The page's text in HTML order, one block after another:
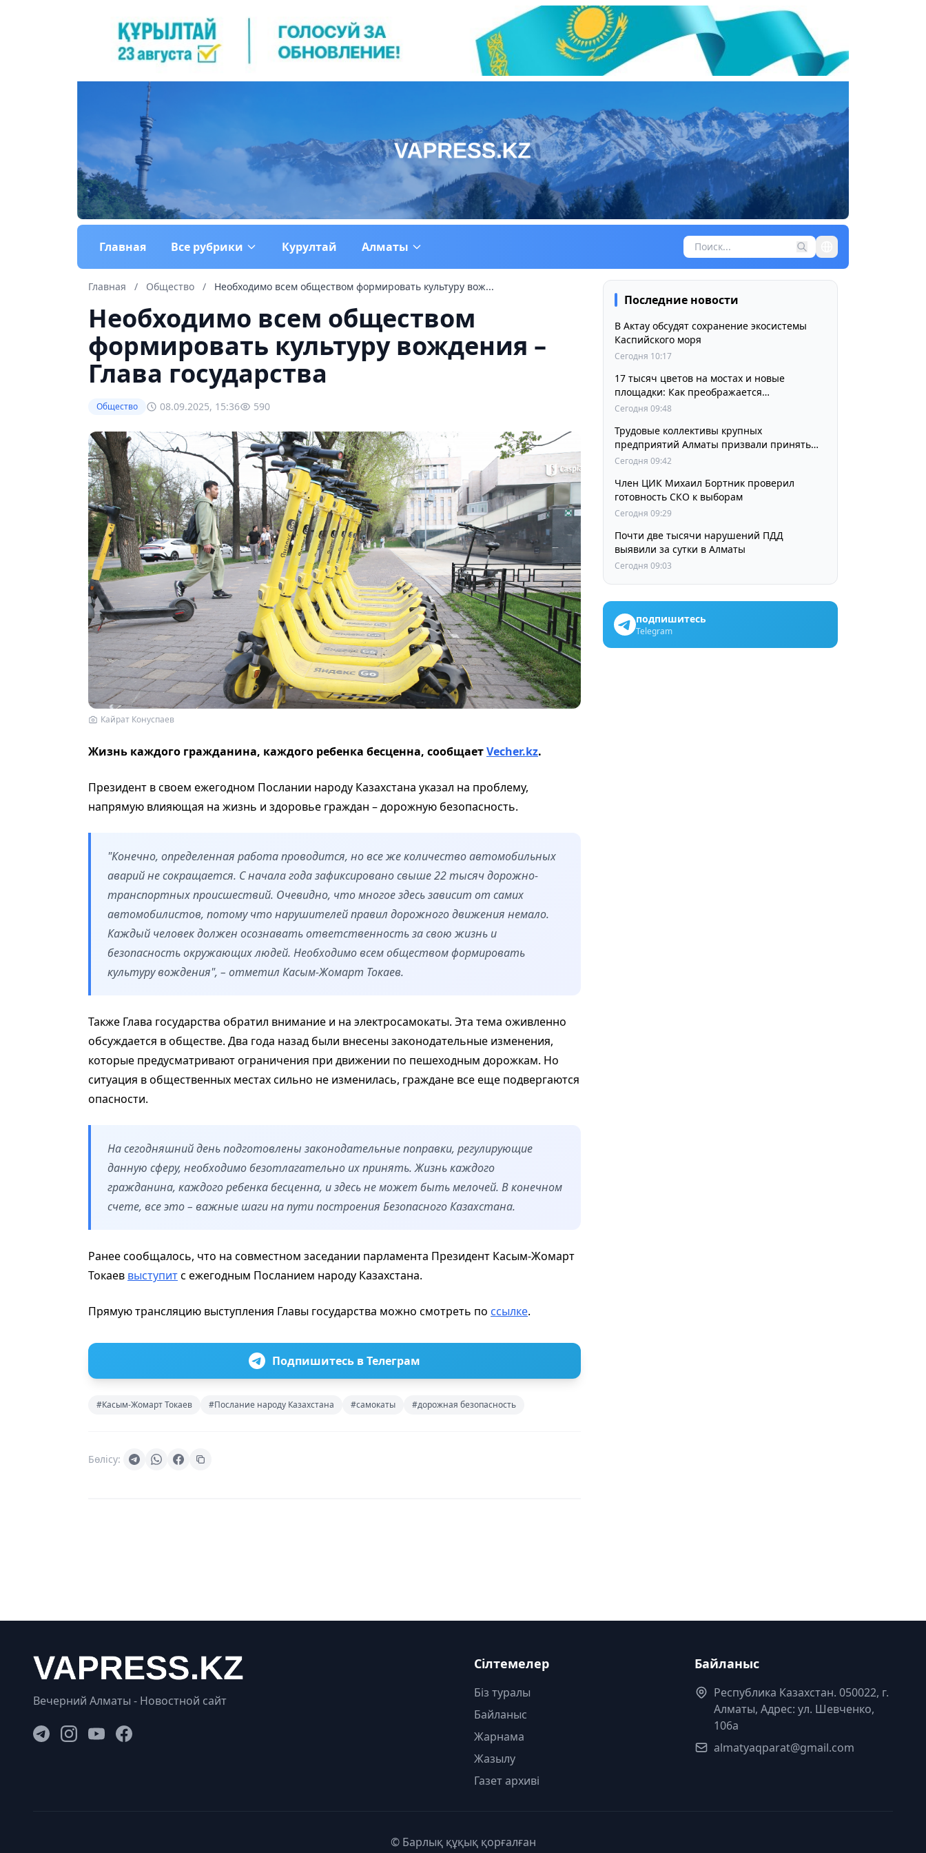
Главная Все рубрики Курултай Алматы
Главная / Общество / Необходимо всем обществом формировать культуру вож...
Необходимо всем обществом
формировать культуру вождения –
Глава государства
Общество 08.09.2025, 15:36 590
Кайрат Конуспаев
Жизнь каждого гражданина, каждого ребенка бесценна, сообщаетVecher.kz.
Президент в своем ежегодном Послании народу Казахстана указал на проблему,
напрямую влияющая на жизнь и здоровье граждан – дорожную безопасность.
"Конечно, определенная работа проводится, но все же количество автомобильных
аварий не сокращается. С начала года зафиксировано свыше 22 тысяч дорожно-
транспортных происшествий. Очевидно, что многое здесь зависит от самих
автомобилистов, потому что нарушителей правил дорожного движения немало.
Каждый человек должен осознавать ответственность за свою жизнь и
безопасность окружающих людей. Необходимо всем обществом формировать
культуру вождения", – отметил Касым-Жомарт Токаев.
Также Глава государства обратил внимание и на электросамокаты. Эта тема оживленно
обсуждается в обществе. Два года назад были внесены законодательные изменения,
которые предусматривают ограничения при движении по пешеходным дорожкам. Но
ситуация в общественных местах сильно не изменилась, граждане все еще подвергаются
опасности.
На сегодняшний день подготовлены законодательные поправки, регулирующие
данную сферу, необходимо безотлагательно их принять. Жизнь каждого
гражданина, каждого ребенка бесценна, и здесь не может быть мелочей. В конечном
счете, все это – важные шаги на пути построения Безопасного Казахстана.
Ранее сообщалось, что на совместном заседании парламента Президент Касым-Жомарт
Токаев выступитс ежегодным Посланием народу Казахстана.
Прямую трансляцию выступления Главы государства можно смотреть по ссылке.
Подпишитесь в Телеграм
#Касым-Жомарт Токаев #Послание народу Казахстана #самокаты #дорожная безопасность
Бөлісу:
Последние новости
В Актау обсудят сохранение экосистемы
Каспийского моря
Сегодня 10:17
17 тысяч цветов на мостах и новые
площадки: Как преображается
Наурызбайский район
Сегодня 09:48
Трудовые коллективы крупных
предприятий Алматы призвали принять
участие в выборах членов Курултая
Сегодня 09:42
Член ЦИК Михаил Бортник проверил
готовность СКО к выборам
Сегодня 09:29
Почти две тысячи нарушений ПДД
выявили за сутки в Алматы
Сегодня 09:03
подпишитесь
Telegram
Вечерний Алматы - Новостной сайт
Сілтемелер
Біз туралы
Байланыс
Жарнама
Жазылу
Газет архиві
Байланыс
Республика Казахстан. 050022, г.
Алматы, Адрес: ул. Шевченко,
106а
almatyaqparat@gmail.com
© Барлық құқық қорғалған